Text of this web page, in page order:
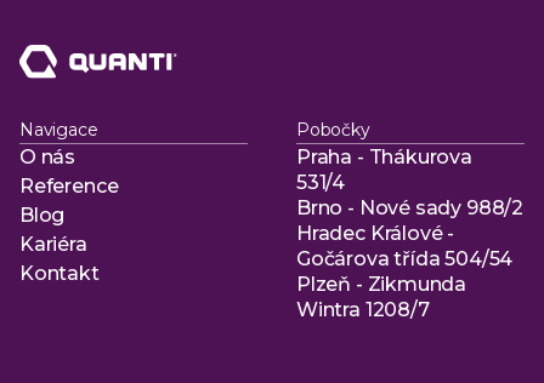
Navigace
O nás
O nás
Reference
Reference
Blog
Blog
Kariéra
Kariéra
Kontakt
Pobočky
Praha - Thákurova
531/4
Brno - Nové sady 988/2
Hradec Králové -
Gočárova třída 504/54
Plzeň - Zikmunda
Wintra 1208/7